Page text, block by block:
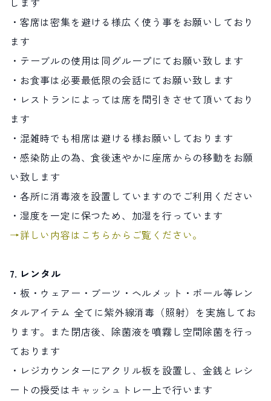
・客席は密集を避ける様広く使う事をお願いしており
ます
・テーブルの使用は同グループにてお願い致します
・お食事は必要最低限の会話にてお願い致します
・レストランによっては席を間引きさせて頂いており
ます
・混雑時でも相席は避ける様お願いしております
・感染防止の為、食後速やかに座席からの移動をお願
い致します
・各所に消毒液を設置していますのでご利用ください
・湿度を一定に保つため、加湿を行っています
→詳しい内容はこちらからご覧ください。
7. レンタル
・板・ウェアー・ブーツ・ヘルメット・ポール等レン
タルアイテム 全てに紫外線消毒（照射）を実施してお
ります。また閉店後、除菌液を噴霧し空間除菌を行っ
ております
・レジカウンターにアクリル板を設置し、金銭とレシ
ートの授受はキャッシュトレー上で行います